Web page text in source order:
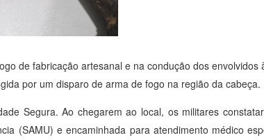
de fabricação artesanal e na condução dos envolvidos
por um disparo de arma de fogo na região da cabeça.
Segura. Ao chegarem ao local, os militares
(SAMU) e encaminhada para atendimento médico